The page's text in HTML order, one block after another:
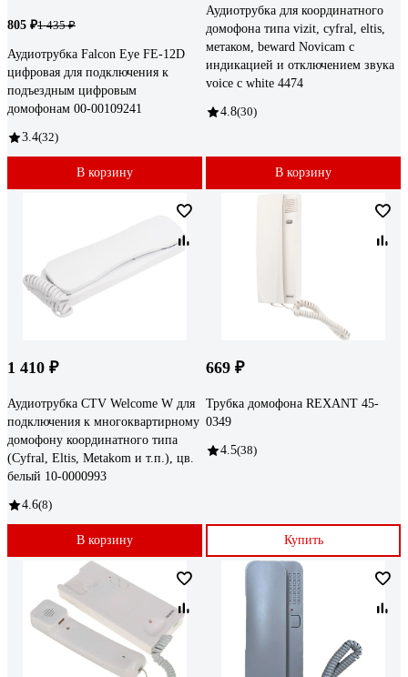
805 ₽1 435 ₽
Аудиотрубка Falcon Eye FE-12D
цифровая для подключения к
подъездным цифровым
домофонам 00-00109241
3.4(32)
В корзину
Аудиотрубка для координатного
домофона типа vizit, cyfral, eltis,
метаком, beward Novicam с
индикацией и отключением звука
voice c white 4474
4.8(30)
В корзину
1 410 ₽
Аудиотрубка CTV Welcome W для
подключения к многоквартирному
домофону координатного типа
(Cyfral, Eltis, Metakom и т.п.), цв.
белый 10-0000993
4.6(8)
В корзину
669 ₽
Трубка домофона REXANT 45-
0349
4.5(38)
Купить